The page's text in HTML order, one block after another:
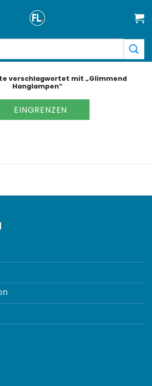
verschlagwortet mit „Glimmend
Hanglampen“
FILTER